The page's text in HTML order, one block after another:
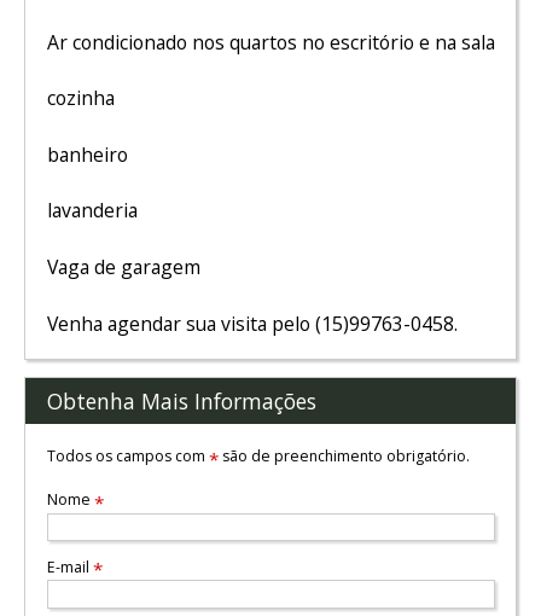
Ar condicionado nos quartos no escritório e na sala
cozinha
banheiro
lavanderia
Vaga de garagem
Venha agendar sua visita pelo (15)99763-0458.
Obtenha Mais Informações
Todos os campos com *são de preenchimento obrigatório.
Nome *
E-mail *